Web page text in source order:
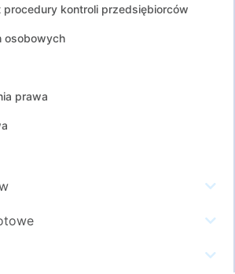
procedury kontroli przedsiębiorców
osobowych
prawa